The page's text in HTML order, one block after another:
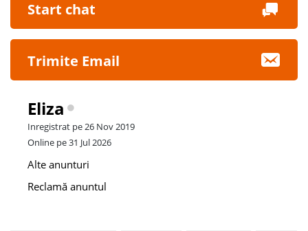
Start chat
Trimite Email
Eliza
Inregistrat pe 26 Nov 2019
Online pe 31 Jul 2026
Alte anunturi
Reclamă anuntul